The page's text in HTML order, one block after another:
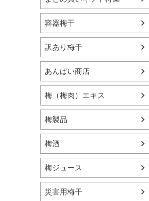
容器梅干
訳あり梅干
あんばい商店
梅（梅肉）エキス
梅製品
梅酒
梅ジュース
災害用梅干